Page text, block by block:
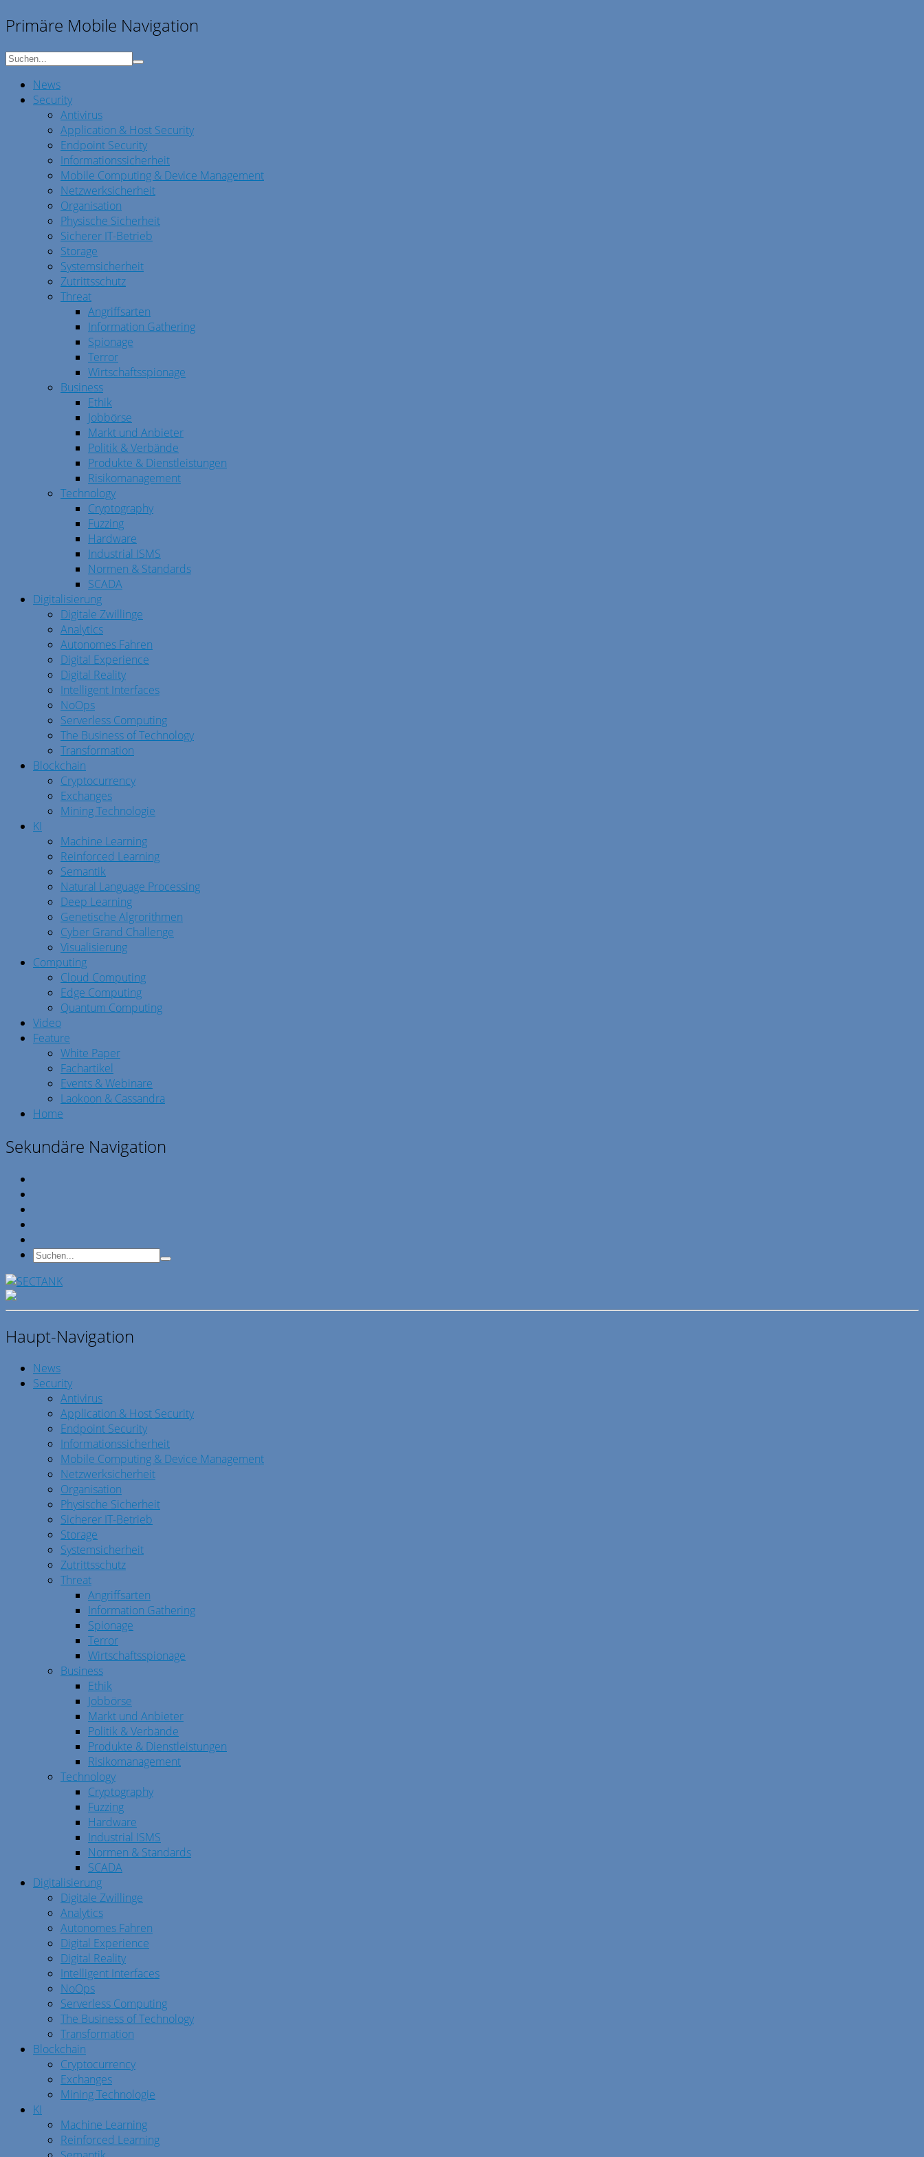
Primäre Mobile Navigation
News
Security
Antivirus
Application & Host Security
Endpoint Security
Informationssicherheit
Mobile Computing & Device Management
Netzwerksicherheit
Organisation
Physische Sicherheit
Sicherer IT-Betrieb
Storage
Systemsicherheit
Zutrittsschutz
Threat
Angriffsarten
Information Gathering
Spionage
Terror
Wirtschaftsspionage
Business
Ethik
Jobbörse
Markt und Anbieter
Politik & Verbände
Produkte & Dienstleistungen
Risikomanagement
Technology
Cryptography
Fuzzing
Hardware
Industrial ISMS
Normen & Standards
SCADA
Digitalisierung
Digitale Zwillinge
Analytics
Autonomes Fahren
Digital Experience
Digital Reality
Intelligent Interfaces
NoOps
Serverless Computing
The Business of Technology
Transformation
Blockchain
Cryptocurrency
Exchanges
Mining Technologie
KI
Machine Learning
Reinforced Learning
Semantik
Natural Language Processing
Deep Learning
Genetische Algrorithmen
Cyber Grand Challenge
Visualisierung
Computing
Cloud Computing
Edge Computing
Quantum Computing
Video
Feature
White Paper
Fachartikel
Events & Webinare
Laokoon & Cassandra
Home
Sekundäre Navigation
Haupt-Navigation
News
Security
Antivirus
Application & Host Security
Endpoint Security
Informationssicherheit
Mobile Computing & Device Management
Netzwerksicherheit
Organisation
Physische Sicherheit
Sicherer IT-Betrieb
Storage
Systemsicherheit
Zutrittsschutz
Threat
Angriffsarten
Information Gathering
Spionage
Terror
Wirtschaftsspionage
Business
Ethik
Jobbörse
Markt und Anbieter
Politik & Verbände
Produkte & Dienstleistungen
Risikomanagement
Technology
Cryptography
Fuzzing
Hardware
Industrial ISMS
Normen & Standards
SCADA
Digitalisierung
Digitale Zwillinge
Analytics
Autonomes Fahren
Digital Experience
Digital Reality
Intelligent Interfaces
NoOps
Serverless Computing
The Business of Technology
Transformation
Blockchain
Cryptocurrency
Exchanges
Mining Technologie
KI
Machine Learning
Reinforced Learning